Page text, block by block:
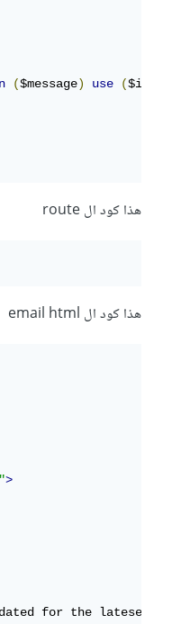
($message) use ($input
هذا كود ال route
هذا كود ال email html
>
for the lateset news